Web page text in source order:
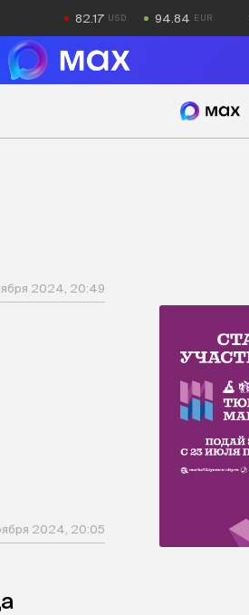
82.17 94.84
2024, 20:49
2024, 20:05